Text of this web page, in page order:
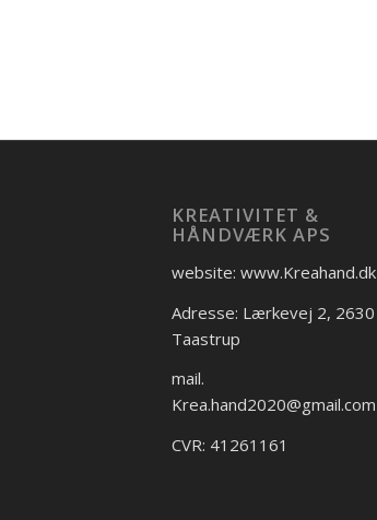
KREATIVITET &
HÅNDVÆRK APS
website: www.Kreahand.dk
Adresse: Lærkevej 2, 2630
Taastrup
mail.
Krea.hand2020@gmail.com
CVR: 41261161